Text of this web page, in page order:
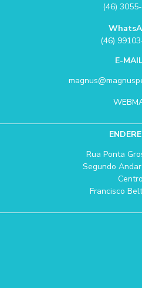
(46)
(46)
E-
Rua Ponta
Segundo
Francisco